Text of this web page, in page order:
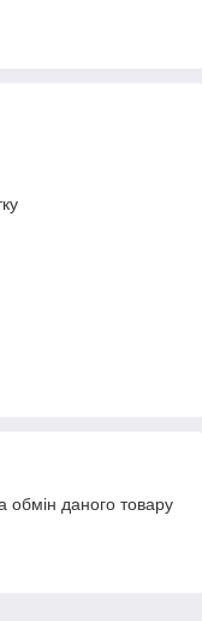
даного товару